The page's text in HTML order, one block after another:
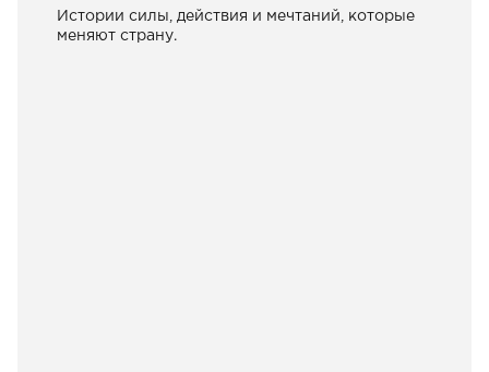
Истории силы, действия и мечтаний, которые
меняют страну.